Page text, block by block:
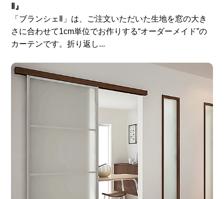
Ⅱ』
「ブランシェⅡ」は、ご注文いただいた生地を窓の大き
さに合わせて1cm単位でお作りする“オーダーメイド”の
カーテンです。折り返し...